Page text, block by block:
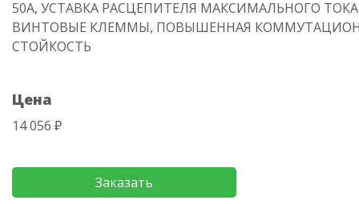
50A, УСТАВКА РАСЦЕПИТЕЛЯ МАКСИМАЛЬНОГО ТОКА
ВИНТОВЫЕ КЛЕММЫ, ПОВЫШЕННАЯ
СТОЙКОСТЬ
Цена
14 056 ₽
Заказать